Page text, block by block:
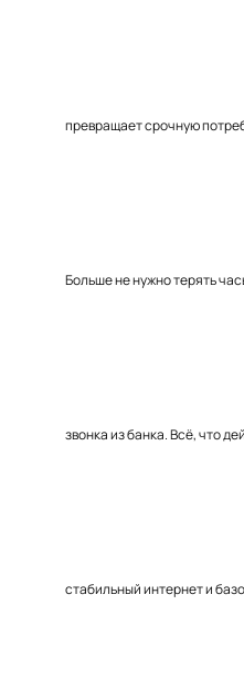
превращает срочную
Больше не нужно терять
звонка из банка. Всё, что
стабильный интернет и